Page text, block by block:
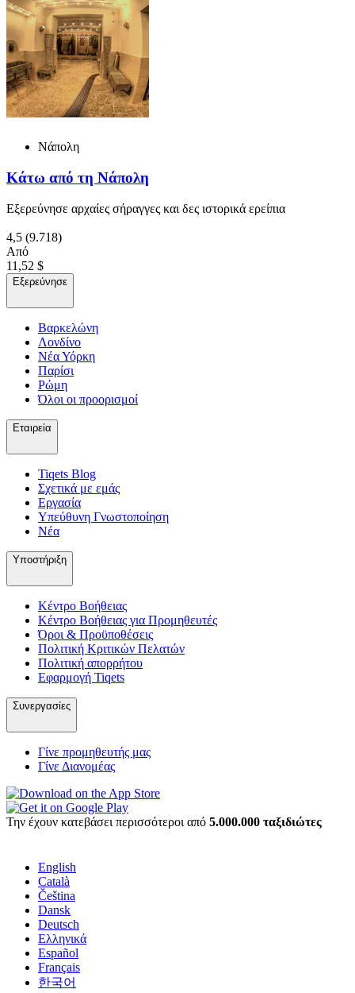
Νάπολη
Κάτω από τη Νάπολη
Εξερεύνησε αρχαίες σήραγγες και δες ιστορικά ερείπια
4,5 (9.718)
Από
11,52 $
Εξερεύνησε
Βαρκελώνη
Λονδίνο
Νέα Υόρκη
Παρίσι
Ρώμη
Όλοι οι προορισμοί
Εταιρεία
Tiqets Βlog
Σχετικά με εμάς
Εργασία
Υπεύθυνη Γνωστοποίηση
Νέα
Υποστήριξη
Κέντρο Βοήθειας
Κέντρο Βοήθειας για Προμηθευτές
Όροι & Προϋποθέσεις
Πολιτική Κριτικών Πελατών
Πολιτική απορρήτου
Εφαρμογή Tiqets
Συνεργασίες
Γίνε προμηθευτής μας
Γίνε Διανομέας
Την έχουν κατεβάσει περισσότεροι από 5.000.000 ταξιδιώτες
English
Català
Čeština
Dansk
Deutsch
Ελληνικά
Español
Français
한국어